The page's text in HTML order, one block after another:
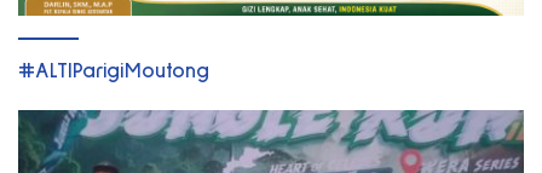
#ALTIParigiMoutong